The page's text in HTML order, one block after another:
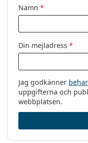
Namn *
Din mejladress *
Jag godkänner
uppgifterna och
webbplatsen.